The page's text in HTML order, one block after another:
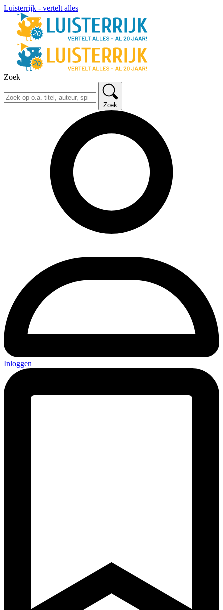
Luisterrijk - vertelt alles
Zoek
Zoek
Inloggen